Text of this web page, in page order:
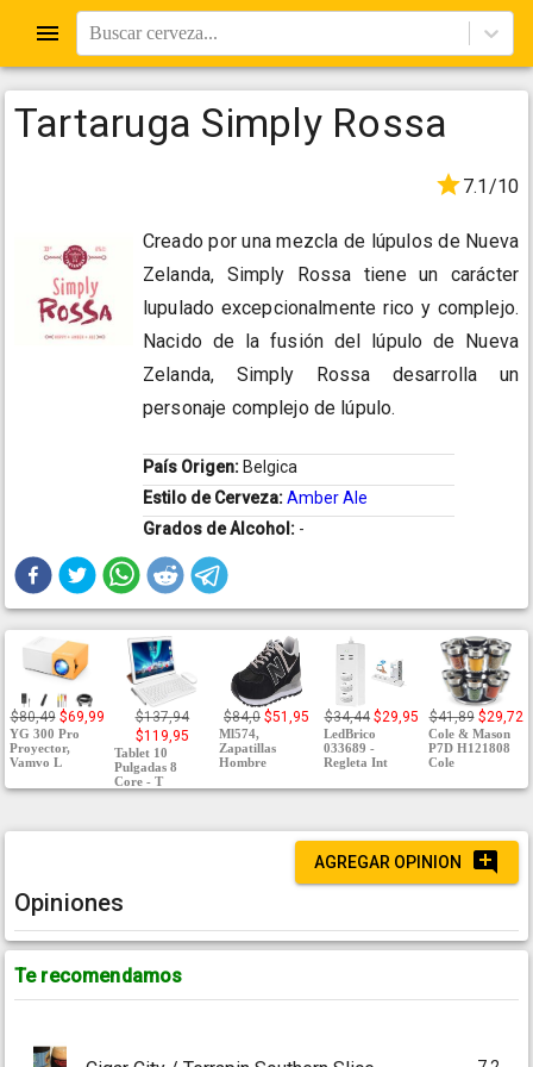
Buscar cerveza...
Tartaruga Simply Rossa
7.1/10
Creado por una mezcla de lúpulos de Nueva
Zelanda, Simply Rossa tiene un carácter
lupulado excepcionalmente rico y complejo.
Nacido de la fusión del lúpulo de Nueva
Zelanda, Simply Rossa desarrolla un
personaje complejo de lúpulo.
País Origen: Belgica
Estilo de Cerveza:Amber Ale
Grados de Alcohol: -
$80,49 $69,99
YG 300 Pro
Proyector,
Vamvo L
$137,94
$119,95
Tablet 10
Pulgadas 8
Core - T
$84,0 $51,95
Ml574,
Zapatillas
Hombre
$34,44 $29,95
LedBrico
033689 -
Regleta Int
$41,89 $29,72
Cole & Mason
P7D H121808
Cole
AGREGAR OPINION
Opiniones
Te recomendamos